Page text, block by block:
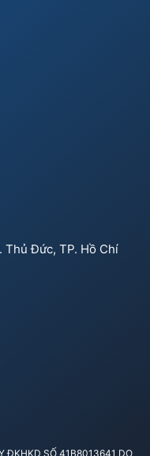
Thủ Đức, TP. Hồ Chí
ĐKHKD SỐ 41B8013641 DO